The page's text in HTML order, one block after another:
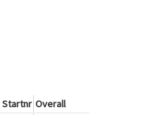
Startnr Overall